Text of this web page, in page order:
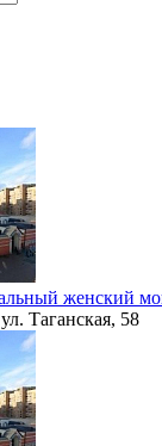
женский
Таганская, 58